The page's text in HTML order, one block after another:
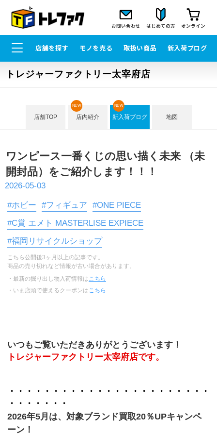
お問い合わせ はじめての方 オンライン
店舗を探す モノを売る 取扱い商品 新入荷ブログ
トレジャーファクトリー太宰府店
店舗TOP 店内紹介
NEW
新入荷ブログ
NEW
地図
ワンピース一番くじの思い描く未来 （未
開封品）をご紹介します！！！
2026-05-03
#ホビー #フィギュア
#ONE PIECE
#C賞 エメト MASTERLISE EXPIECE
#福岡リサイクルショップ
こちら公開後3ヶ月以上の記事です。
商品の売り切れなど情報が古い場合があります。
・最新の掘り出し物入荷情報は こちら
・いま店頭で使えるクーポンは こちら
﻿いつもご覧いただきありがとうございます！
トレジャーファクトリー太宰府店です。
・・・・・・・・・・・・・・・・・・・・・・・
・・・・・・・
2026年5月は、対象ブランド買取20％UPキャンペ
ーン！